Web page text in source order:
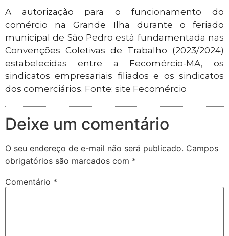
A autorização para o funcionamento do
comércio na Grande Ilha durante o feriado
municipal de São Pedro está fundamentada nas
Convenções Coletivas de Trabalho (2023/2024)
estabelecidas entre a Fecomércio-MA, os
sindicatos empresariais filiados e os sindicatos
dos comerciários. Fonte: site Fecomércio
Deixe um comentário
O seu endereço de e-mail não será publicado. Campos
obrigatórios são marcados com *
Comentário *